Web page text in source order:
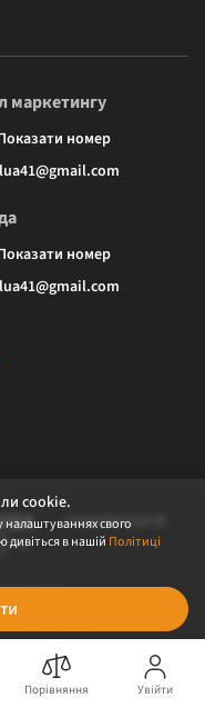
Порівняння Увійти
cookie.
свого
в нашій Політиці
маркетингу
номер
номер
захищені.